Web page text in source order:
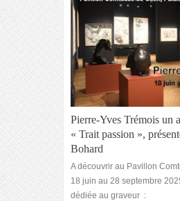
Pierre-Yves Trémois un
« Trait passion »,
Bohard
A découvrir au Pavillon
18 juin au 28 septembre
dédiée au graveur :